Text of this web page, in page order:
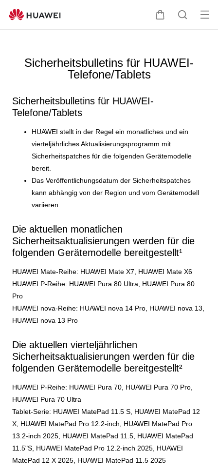
für
Sicherheitsbulletins für HUAWEI-
Telefone/Tablets
Sicherheitsbulletins für HUAWEI-
Telefone/Tablets
HUAWEI stellt in der Regel ein monatliches und ein
vierteljährliches Aktualisierungsprogramm mit
Sicherheitspatches für die folgenden Gerätemodelle
bereit.
Das Veröffentlichungsdatum der Sicherheitspatches
kann abhängig von der Region und vom Gerätemodell
variieren.
Die aktuellen monatlichen
Sicherheitsaktualisierungen werden für die
folgenden Gerätemodelle bereitgestellt¹
HUAWEI Mate-Reihe: HUAWEI Mate X7, HUAWEI Mate X6
HUAWEI P-Reihe: HUAWEI Pura 80 Ultra, HUAWEI Pura 80
Pro
HUAWEI nova-Reihe: HUAWEI nova 14 Pro, HUAWEI nova 13,
HUAWEI nova 13 Pro
Die aktuellen vierteljährlichen
Sicherheitsaktualisierungen werden für die
folgenden Gerätemodelle bereitgestellt²
HUAWEI P-Reihe: HUAWEI Pura 70, HUAWEI Pura 70 Pro,
HUAWEI Pura 70 Ultra
Tablet-Serie: HUAWEI MatePad 11.5 S, HUAWEI MatePad 12
X, HUAWEI MatePad Pro 12.2-inch, HUAWEI MatePad Pro
13.2-inch 2025, HUAWEI MatePad 11.5, HUAWEI MatePad
11.5"S, HUAWEI MatePad Pro 12.2-inch 2025, HUAWEI
MatePad 12 X 2025, HUAWEI MatePad 11.5 2025